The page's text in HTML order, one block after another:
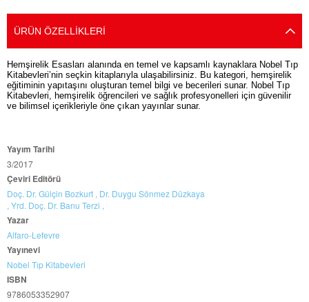
ÜRÜN ÖZELLIKLERI
Hemşirelik Esasları alanında en temel ve kapsamlı kaynaklara Nobel Tıp
Kitabevleri’nin seçkin kitaplarıyla ulaşabilirsiniz. Bu kategori, hemşirelik
eğitiminin yapıtaşını oluşturan temel bilgi ve becerileri sunar. Nobel Tıp
Kitabevleri, hemşirelik öğrencileri ve sağlık profesyonelleri için güvenilir
ve bilimsel içerikleriyle öne çıkan yayınlar sunar.
Yayım Tarihi
3/2017
Çeviri Editörü
Doç. Dr. Gülçin Bozkurt , Dr. Duygu Sönmez Düzkaya
, Yrd. Doç. Dr. Banu Terzi ,
Yazar
Alfaro-Lefevre
Yayınevi
Nobel Tıp Kitabevleri
ISBN
9786053352907